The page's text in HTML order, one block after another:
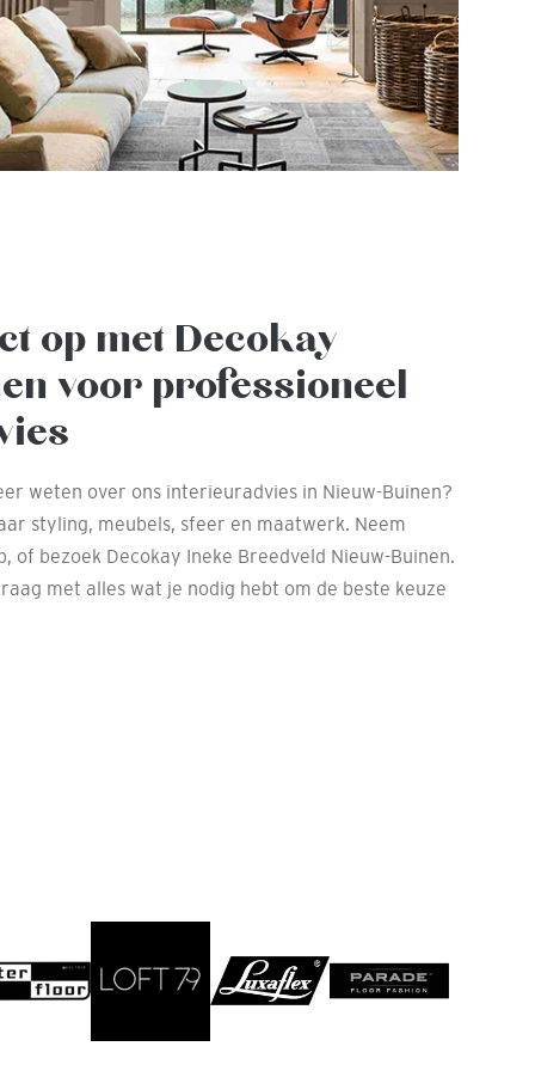
op met Decokay
voor professioneel
weten over ons interieuradvies in Nieuw-Buinen?
styling, meubels, sfeer en maatwerk. Neem
of bezoek Decokay Ineke Breedveld Nieuw-Buinen.
met alles wat je nodig hebt om de beste keuze